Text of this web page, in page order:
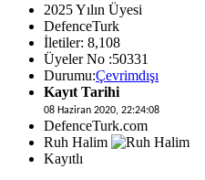
2025 Yılın Üyesi
DefenceTurk
İletiler: 8,108
Üyeler No :50331
Durumu:Çevrimdışı
Kayıt Tarihi
08 Haziran 2020, 22:24:08
DefenceTurk.com
Ruh Halim
Kayıtlı